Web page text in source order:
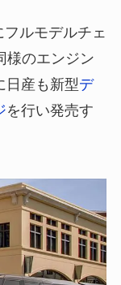
フルモデルチェ
様のエンジン
日産も新型デ
を行い発売す